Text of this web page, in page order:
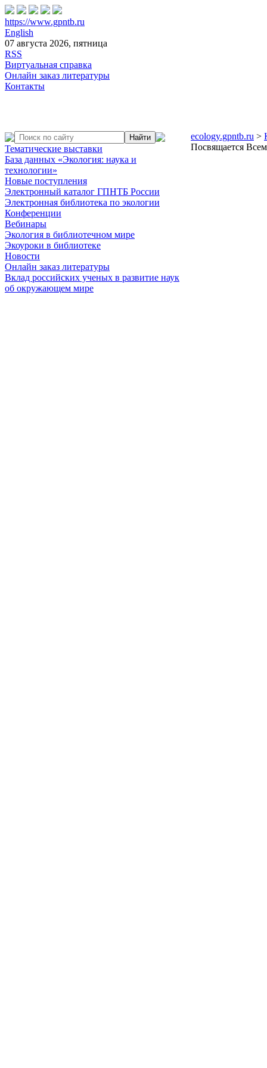
https://www.gpntb.ru
English
07 августа 2026, пятница
RSS
Виртуальная справка
Онлайн заказ литературы
Контакты
Тематические выставки
База данных «Экология: наука и
технологии»
Новые поступления
Электронный каталог ГПНТБ России
Электронная библиотека по экологии
Конференции
Вебинары
Экология в библиотечном мире
Экоуроки в библиотеке
Новости
Онлайн заказ литературы
Вклад российских ученых в развитие наук
об окружающем мире
ecology.gpntb.ru >
Посвящается